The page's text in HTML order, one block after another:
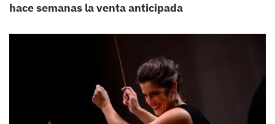
hace semanas la venta anticipada